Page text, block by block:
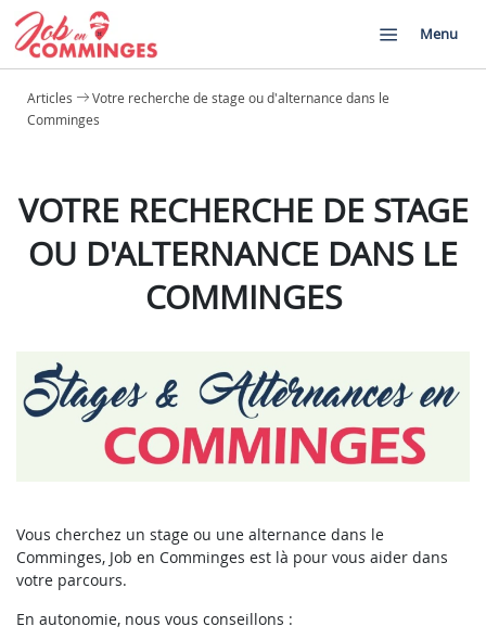
Menu
Articles
Votre recherche de stage ou d'alternance dans le
Comminges
VOTRE RECHERCHE DE STAGE
OU D'ALTERNANCE DANS LE
COMMINGES
Vous cherchez un stage ou une alternance dans le
Comminges, Job en Comminges est là pour vous aider dans
votre parcours.
En autonomie, nous vous conseillons :